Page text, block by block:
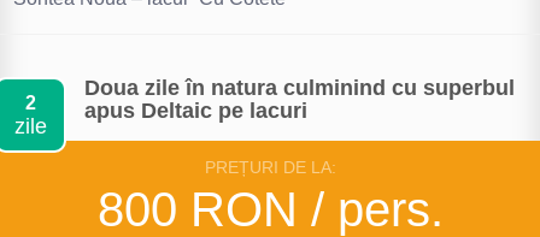
2
zile
Doua zile în natura culminind cu superbul
apus Deltaic pe lacuri
PREȚURI DE LA:
800 RON / pers.